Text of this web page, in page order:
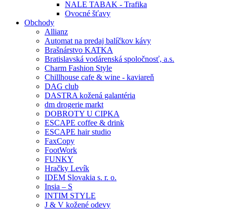
NALE TABAK - Trafika
Ovocné šťavy
Obchody
Allianz
Automat na predaj balíčkov kávy
Brašnárstvo KATKA
Bratislavská vodárenská spoločnosť, a.s.
Charm Fashion Style
Chillhouse cafe & wine - kaviareň
DAG club
DASTRA kožená galantéria
dm drogerie markt
DOBROTY U CIPKA
ESCAPE coffee & drink
ESCAPE hair studio
FaxCopy
FootWork
FUNKY
Hračky Levík
IDEM Slovakia s. r. o.
Insia – S
INTIM STYLE
J & V kožené odevy